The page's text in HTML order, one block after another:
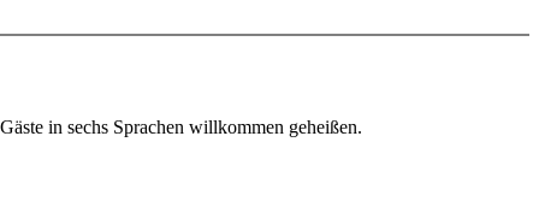
in sechs Sprachen willkommen geheißen.